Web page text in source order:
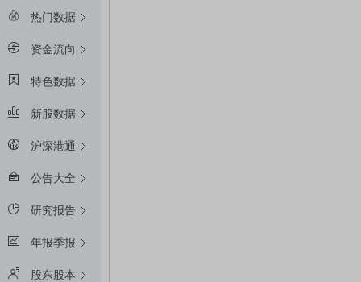
热门数据
资金流向
特色数据
新股数据
沪深港通
公告大全
研究报告
年报季报
股东股本